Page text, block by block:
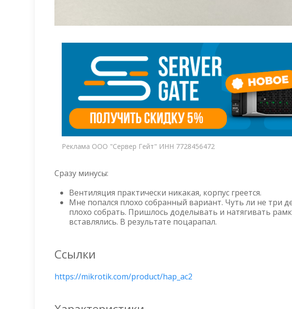
Реклама ООО "Сервер Гейт" ИНН 7728456472
Сразу минусы:
Вентиляция практически никакая, корпус греется.
Мне попался плохо собранный вариант. Чуть ли не три
плохо собрать. Пришлось доделывать и натягивать
вставлялись. В результате поцарапал.
Ссылки
https://mikrotik.com/product/hap_ac2